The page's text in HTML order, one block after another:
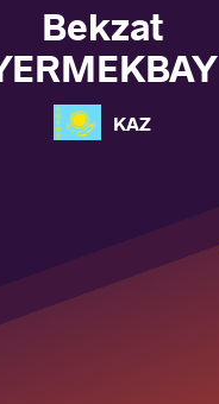
Bekzat
KAZ